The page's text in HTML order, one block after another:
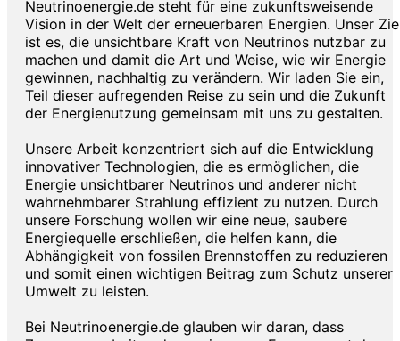
Neutrinoenergie.de steht für eine zukunftsweisende
Vision in der Welt der erneuerbaren Energien. Unser
ist es, die unsichtbare Kraft von Neutrinos nutzbar zu
machen und damit die Art und Weise, wie wir Energie
gewinnen, nachhaltig zu verändern. Wir laden Sie ein,
Teil dieser aufregenden Reise zu sein und die Zukunft
der Energienutzung gemeinsam mit uns zu gestalten.
Unsere Arbeit konzentriert sich auf die Entwicklung
innovativer Technologien, die es ermöglichen, die
Energie unsichtbarer Neutrinos und anderer nicht
wahrnehmbarer Strahlung effizient zu nutzen. Durch
unsere Forschung wollen wir eine neue, saubere
Energiequelle erschließen, die helfen kann, die
Abhängigkeit von fossilen Brennstoffen zu reduzieren
und somit einen wichtigen Beitrag zum Schutz unserer
Umwelt zu leisten.
Bei Neutrinoenergie.de glauben wir daran, dass